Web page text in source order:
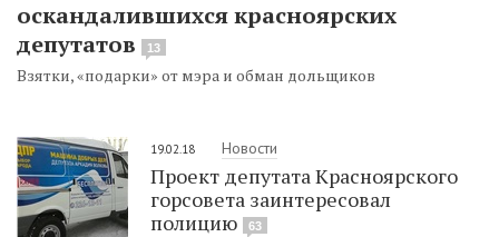
оскандалившихся красноярских
депутатов
13
Взятки, «подарки» от мэра и обман дольщиков
19.02.18 Новости
Проект депутата Красноярского
горсовета заинтересовал
полицию
63